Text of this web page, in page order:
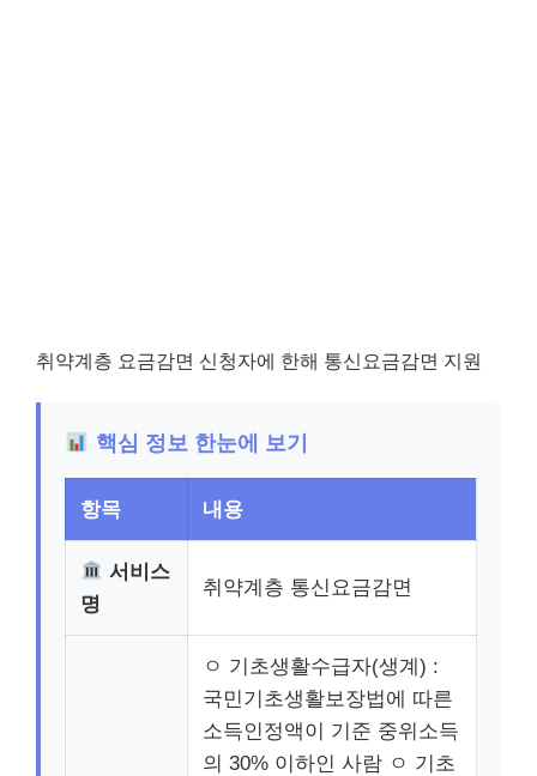
취약계층 요금감면 신청자에 한해 통신요금감면 지원
핵심 정보 한눈에 보기
항목 내용
서비스
명
취약계층 통신요금감면
ㅇ 기초생활수급자(생계) :
국민기초생활보장법에 따른
소득인정액이 기준 중위소득
의 30% 이하인 사람 ㅇ 기초